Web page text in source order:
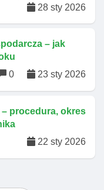
28 sty 2026
– jak
0 23 sty 2026
procedura, okres
22 sty 2026